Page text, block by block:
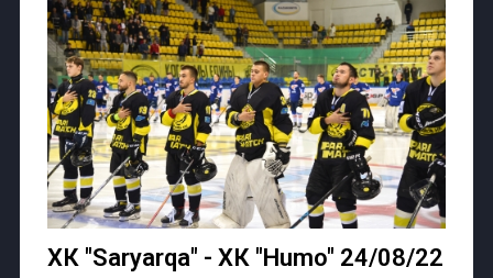
ХК "Saryarqa" - ХК "Humo" 24/08/22